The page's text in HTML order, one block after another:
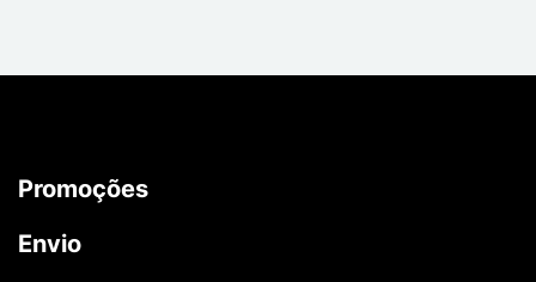
Promoções
Envio